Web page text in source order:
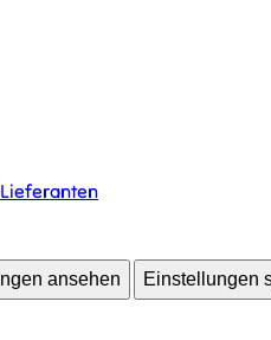
ansehen Einstellungen